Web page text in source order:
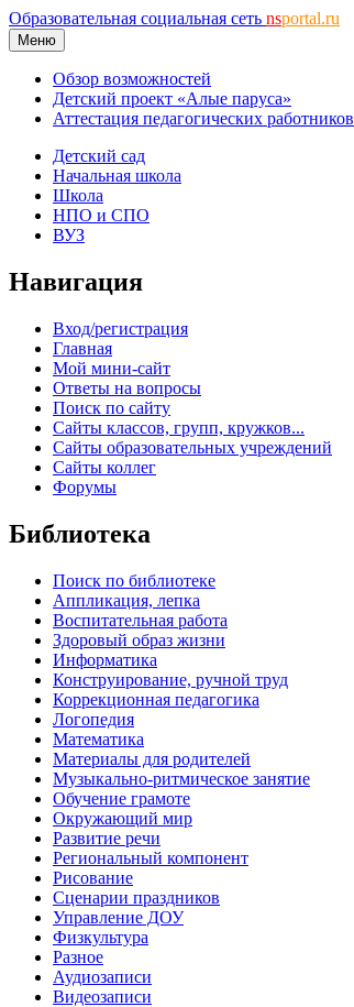
Образовательная социальная сеть nsportal.ru
Меню
Обзор возможностей
Детский проект «Алые паруса»
Аттестация педагогических работников
Детский сад
Начальная школа
Школа
НПО и СПО
ВУЗ
Навигация
Вход/регистрация
Главная
Мой мини-сайт
Ответы на вопросы
Поиск по сайту
Сайты классов, групп, кружков...
Сайты образовательных учреждений
Сайты коллег
Форумы
Библиотека
Поиск по библиотеке
Аппликация, лепка
Воспитательная работа
Здоровый образ жизни
Информатика
Конструирование, ручной труд
Коррекционная педагогика
Логопедия
Математика
Материалы для родителей
Музыкально-ритмическое занятие
Обучение грамоте
Окружающий мир
Развитие речи
Региональный компонент
Рисование
Сценарии праздников
Управление ДОУ
Физкультура
Разное
Аудиозаписи
Видеозаписи